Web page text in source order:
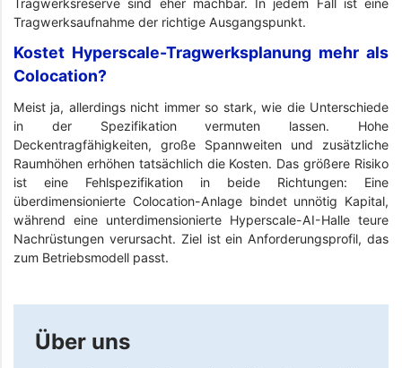
Tragwerksreserve sind eher machbar. In jedem Fall ist eine
Tragwerksaufnahme der richtige Ausgangspunkt.
Kostet Hyperscale-Tragwerksplanung mehr als
Colocation?
Meist ja, allerdings nicht immer so stark, wie die Unterschiede
in der Spezifikation vermuten lassen. Hohe
Deckentragfähigkeiten, große Spannweiten und zusätzliche
Raumhöhen erhöhen tatsächlich die Kosten. Das größere Risiko
ist eine Fehlspezifikation in beide Richtungen: Eine
überdimensionierte Colocation-Anlage bindet unnötig Kapital,
während eine unterdimensionierte Hyperscale-AI-Halle teure
Nachrüstungen verursacht. Ziel ist ein Anforderungsprofil, das
zum Betriebsmodell passt.
Über uns